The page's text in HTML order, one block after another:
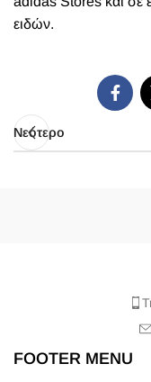
ειδών.
Νεότερο
FOOTER MENU